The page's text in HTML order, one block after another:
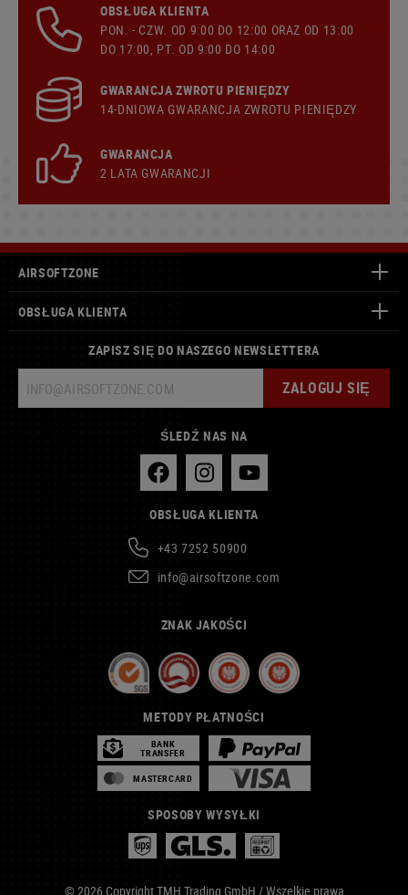
OBSŁUGA KLIENTA
PON. - CZW. OD 9:00 DO 12:00 ORAZ OD 13:00
DO 17:00, PT. OD 9:00 DO 14:00
GWARANCJA ZWROTU PIENIĘDZY
14-DNIOWA GWARANCJA ZWROTU PIENIĘDZY
GWARANCJA
2 LATA GWARANCJI
AIRSOFTZONE
OBSŁUGA KLIENTA
ZAPISZ SIĘ DO NASZEGO NEWSLETTERA
ZALOGUJ SIĘ
ŚLEDŹ NAS NA
OBSŁUGA KLIENTA
+43 7252 50900
info@airsoftzone.com
ZNAK JAKOŚCI
METODY PŁATNOŚCI
BANK
TRANSFER
MASTERCARD
SPOSOBY WYSYŁKI
© 2026 Copyright TMH Trading GmbH / Wszelkie prawa